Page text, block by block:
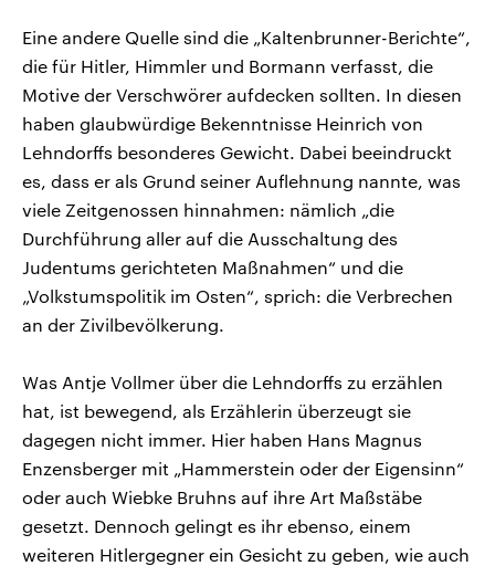
Eine andere Quelle sind die „Kaltenbrunner-Berichte“,
die für Hitler, Himmler und Bormann verfasst, die
Motive der Verschwörer aufdecken sollten. In diesen
haben glaubwürdige Bekenntnisse Heinrich von
Lehndorffs besonderes Gewicht. Dabei beeindruckt
es, dass er als Grund seiner Auflehnung nannte, was
viele Zeitgenossen hinnahmen: nämlich „die
Durchführung aller auf die Ausschaltung des
Judentums gerichteten Maßnahmen“ und die
„Volkstumspolitik im Osten“, sprich: die Verbrechen
an der Zivilbevölkerung.
Was Antje Vollmer über die Lehndorffs zu erzählen
hat, ist bewegend, als Erzählerin überzeugt sie
dagegen nicht immer. Hier haben Hans Magnus
Enzensberger mit „Hammerstein oder der Eigensinn“
oder auch Wiebke Bruhns auf ihre Art Maßstäbe
gesetzt. Dennoch gelingt es ihr ebenso, einem
weiteren Hitlergegner ein Gesicht zu geben, wie auch